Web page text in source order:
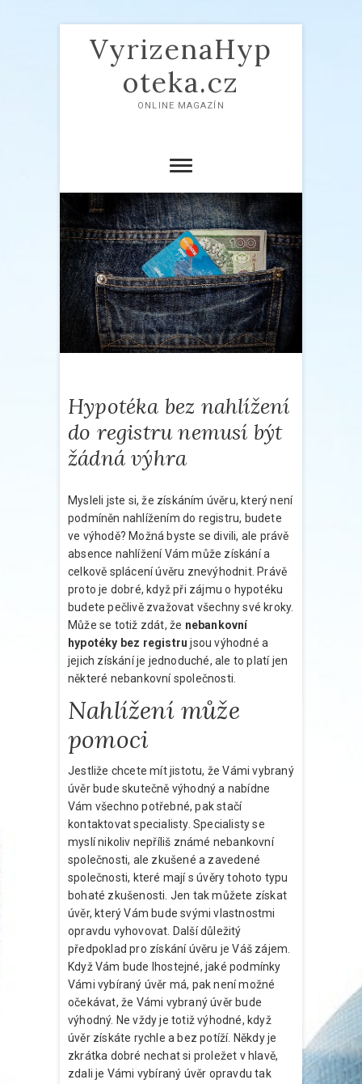
VyrizenaHyp
oteka.cz
ONLINE MAGAZÍN
Hypotéka bez nahlížení
do registru nemusí být
žádná výhra
Mysleli jste si, že získáním úvěru, který není
podmíněn nahlížením do registru, budete
ve výhodě? Možná byste se divili, ale právě
absence nahlížení Vám může získání a
celkově splácení úvěru znevýhodnit. Právě
proto je dobré, když při zájmu o hypotéku
budete pečlivě zvažovat všechny své kroky.
Může se totiž zdát, že nebankovní
hypotéky bez registru jsou výhodné a
jejich získání je jednoduché, ale to platí jen
některé nebankovní společnosti.
Nahlížení může
pomoci
Jestliže chcete mít jistotu, že Vámi vybraný
úvěr bude skutečně výhodný a nabídne
Vám všechno potřebné, pak stačí
kontaktovat specialisty. Specialisty se
myslí nikoliv nepříliš známé nebankovní
společnosti, ale zkušené a zavedené
společnosti, které mají s úvěry tohoto typu
bohaté zkušenosti. Jen tak můžete získat
úvěr, který Vám bude svými vlastnostmi
opravdu vyhovovat. Další důležitý
předpoklad pro získání úvěru je Váš zájem.
Když Vám bude lhostejné, jaké podmínky
Vámi vybíraný úvěr má, pak není možné
očekávat, že Vámi vybraný úvěr bude
výhodný. Ne vždy je totiž výhodné, když
úvěr získáte rychle a bez potíží. Někdy je
zkrátka dobré nechat si proležet v hlavě,
zdali je Vámi vybíraný úvěr opravdu tak